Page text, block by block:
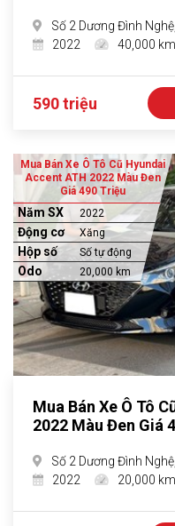
Số 2 Dương Đình
2022
40,000 km
590 triệu
Mua Bán Xe Ô Tô Cũ Hyundai
Accent ATH 2022 Màu Đen
Giá 490 Triệu
Năm SX 2022
Động cơ Xăng
Hộp số Số tự động
Odo 20,000 km
Mua Bán Xe Ô Tô
2022 Màu Đen Giá
Số 2 Dương Đình
2022
20,000 km